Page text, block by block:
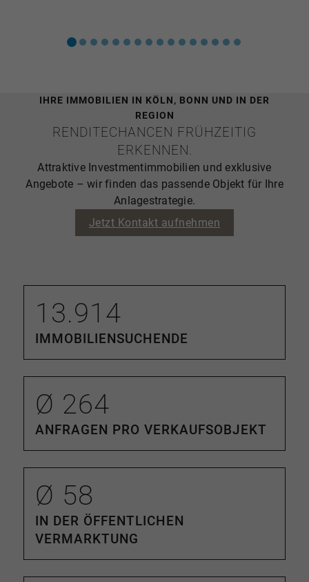
IHRE IMMOBILIEN IN KÖLN, BONN UND IN DER
REGION
RENDITECHANCEN FRÜHZEITIG
ERKENNEN.
Attraktive Investmentimmobilien und exklusive
Angebote – wir finden das passende Objekt für Ihre
Anlagestrategie.
Jetzt Kontakt aufnehmen
13.914
IMMOBILIENSUCHENDE
Ø 264
ANFRAGEN PRO VERKAUFSOBJEKT
Ø 58
IN DER ÖFFENTLICHEN
VERMARKTUNG